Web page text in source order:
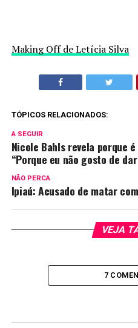
Making Off de Letícia Silva
TÓPICOS RELACIONADOS:
A SEGUIR
Nicole Bahls revela porque
“Porque eu não gosto de
NÃO PERCA
Ipiaú: Acusado de matar
VEJA
7